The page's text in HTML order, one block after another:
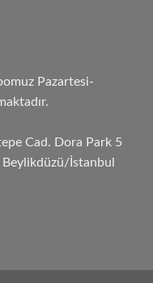
Pazartesi-
Cad. Dora Park 5
İstanbul